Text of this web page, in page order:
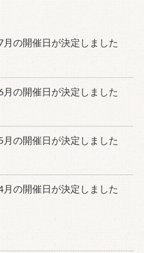
月の開催日が決定しました
月の開催日が決定しました
月の開催日が決定しました
月の開催日が決定しました